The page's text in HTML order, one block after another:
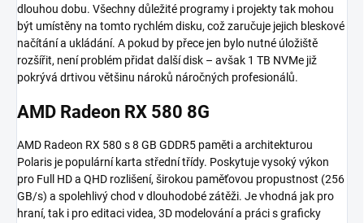
dlouhou dobu. Všechny důležité programy i projekty tak mohou
být umístěny na tomto rychlém disku, což zaručuje jejich bleskové
načítání a ukládání. A pokud by přece jen bylo nutné úložiště
rozšířit, není problém přidat další disk – avšak 1 TB NVMe již
pokrývá drtivou většinu nároků náročných profesionálů.
AMD Radeon RX 580 8G
AMD Radeon RX 580 s 8 GB GDDR5 paměti a architekturou
Polaris je populární karta střední třídy. Poskytuje vysoký výkon
pro Full HD a QHD rozlišení, širokou paměťovou propustnost (256
GB/s) a spolehlivý chod v dlouhodobé zátěži. Je vhodná jak pro
hraní, tak i pro editaci videa, 3D modelování a práci s graficky